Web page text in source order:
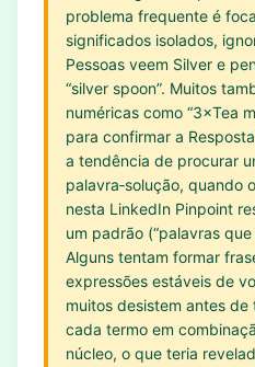
problema frequente é
significados isolados,
Pessoas veem Silver e
“silver spoon”. Muitos
numéricas como “3×Tea
para confirmar a
a tendência de procurar
palavra‑solução, quando
nesta LinkedIn Pinpoint
um padrão (“palavras que
Alguns tentam formar
expressões estáveis de
muitos desistem antes
cada termo em
núcleo, o que teria